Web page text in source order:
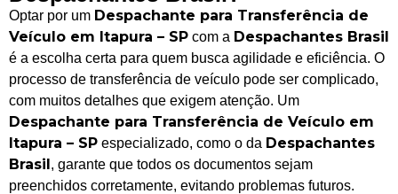
Optar por um Despachante para Transferência de
Veículo em Itapura – SP com a Despachantes Brasil
é a escolha certa para quem busca agilidade e eficiência. O
processo de transferência de veículo pode ser complicado,
com muitos detalhes que exigem atenção. Um
Despachante para Transferência de Veículo em
Itapura – SP especializado, como o da Despachantes
Brasil, garante que todos os documentos sejam
preenchidos corretamente, evitando problemas futuros.